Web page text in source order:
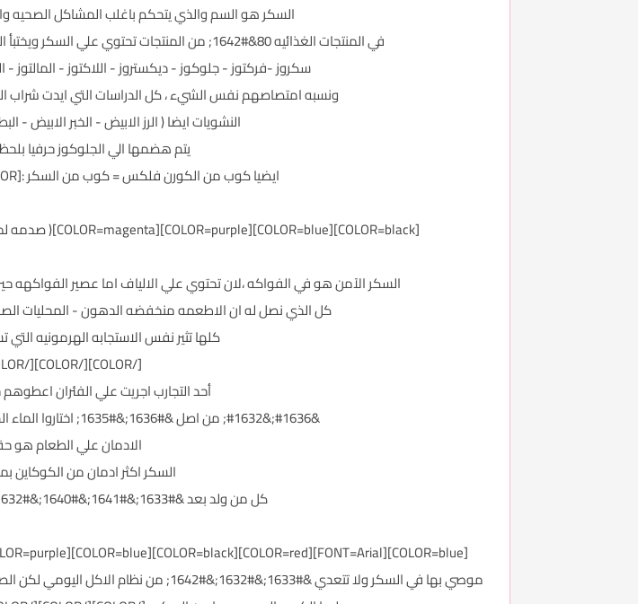
السكر هو السم والذي يتحكم باغلب المشاكل الصحيه
في المنتجات الغذائيه 80&#1642; من المنتجات تحتوي علي السكر ويختبأ السكر في عده مسميات توجد في ملصقات محتويات المواد ..
سكروز -فركتوز - جلوكوز - ديكستروز - اللاكتوز - المالتوز -
ونسبه امتصاصهم نفس الشيء ، كل الدراسات التي ايدت شراب
النشويات ايضا ( الرز الابيض - الخبر الابيض -
يتم هضمها الي الجلوكوز حرفيا
ايضيا كوب من الكورن فلكس = كوب من السكر :oh:[/COLOR][/COLOR][/COLOR][/COLOR]
[COLOR=black][COLOR=blue][COLOR=purple][COLOR=magenta]( صدمه لمؤيدي الكورن فلكس ومتبعيه في الانظمه الغذائيه لخساره الوزن )
السكر الآمن هو في الفواكه ،لان تحتوي علي الالياف اما عصير الفواكهه
كل الذي نصل له ان الاطعمه منخفضه الدهون - المحليات
كلها تثير نفس الاستجابه الهرمونيه
[/COLOR][/COLOR][/COLOR][/COLOR]
أحد التجارب اجريت علي الفئران
&#1636;&#1632; من اصل &#1636;&#1635; اختاروا الماء السكري وعند قطعه عنهم اضطروا مظاهر ادمان
الادمان علي الطعام هو
السكر اكثر ادمان من الكوكاين بمعدل
كل من ولد بعد &#1633;&#1641;&#1640;&#1632; ولد محاط بالاطعمه عاليه الادمان ..
موصي بها في السكر ولا تتعدي